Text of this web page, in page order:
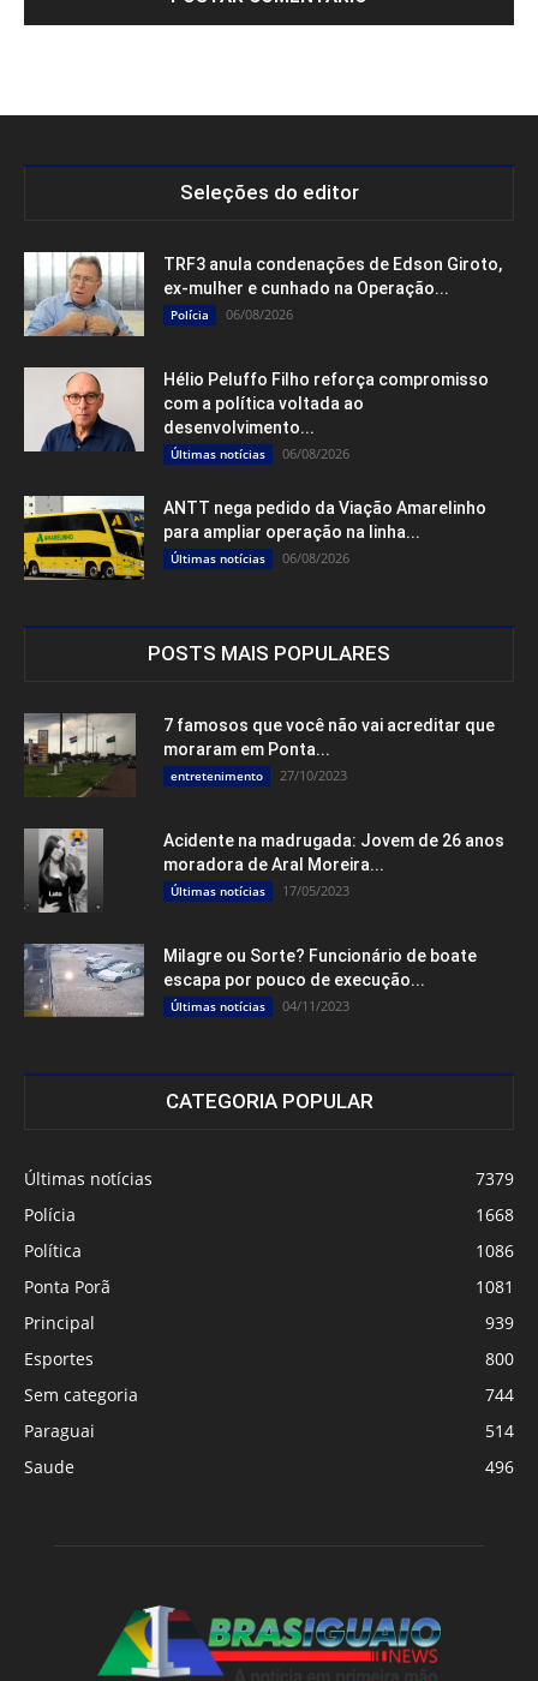
Seleções do editor
TRF3 anula condenações de Edson Giroto,
ex-mulher e cunhado na Operação...
Polícia 06/08/2026
Hélio Peluffo Filho reforça compromisso
com a política voltada ao
desenvolvimento...
Últimas notícias 06/08/2026
ANTT nega pedido da Viação Amarelinho
para ampliar operação na linha...
Últimas notícias 06/08/2026
POSTS MAIS POPULARES
7 famosos que você não vai acreditar que
moraram em Ponta...
entretenimento 27/10/2023
Acidente na madrugada: Jovem de 26 anos
moradora de Aral Moreira...
Últimas notícias 17/05/2023
Milagre ou Sorte? Funcionário de boate
escapa por pouco de execução...
Últimas notícias 04/11/2023
CATEGORIA POPULAR
Últimas notícias
7379
Polícia
1668
Política
1086
Ponta Porã
1081
Principal
939
Esportes
800
Sem categoria
744
Paraguai
514
Saude
496